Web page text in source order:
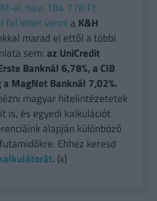
el, havi 184 778 Ft
fel lehet venni a K&H
marad el ettől a többi
sem:az UniCredit
Banknál 6,78%, a CIB
MagNet Banknál 7,02%.
magyar hitelintézetetek
is, és egyedi kalkulációt
alapján különböző
Ehhez keresd
(x)